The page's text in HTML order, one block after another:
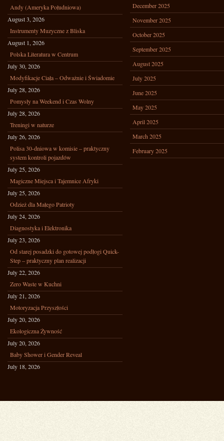
Andy (Ameryka Południowa)
August 3, 2026
Instrumenty Muzyczne z Bliska
August 1, 2026
Polska Literatura w Centrum
July 30, 2026
Modyfikacje Ciała – Odważnie i Świadomie
July 28, 2026
Pomysły na Weekend i Czas Wolny
July 28, 2026
Treningi w naturze
July 26, 2026
Polisa 30-dniowa w komisie – praktyczny
system kontroli pojazdów
July 25, 2026
Magiczne Miejsca i Tajemnice Afryki
July 25, 2026
Odzież dla Małego Patrioty
July 24, 2026
Diagnostyka i Elektronika
July 23, 2026
Od starej posadzki do gotowej podłogi Quick-
Step – praktyczny plan realizacji
July 22, 2026
Zero Waste w Kuchni
July 21, 2026
Motoryzacja Przyszłości
July 20, 2026
Ekologiczna Żywność
July 20, 2026
Baby Shower i Gender Reveal
July 18, 2026
December 2025
November 2025
October 2025
September 2025
August 2025
July 2025
June 2025
May 2025
April 2025
March 2025
February 2025